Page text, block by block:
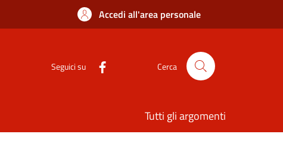
Accedi all'area personale
Seguici su Cerca
Tutti gli argomenti